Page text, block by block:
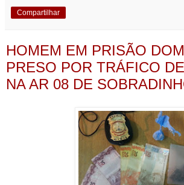
Compartilhar
HOMEM EM PRISÃO
PRESO POR TRÁFICO
NA AR 08 DE